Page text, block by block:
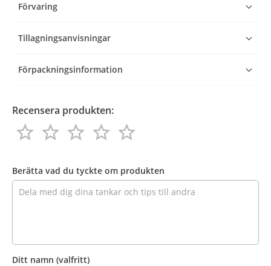
Förvaring
Tillagningsanvisningar
Förpackningsinformation
Recensera produkten:
star_border
star_border star_border
star_border star_border
star_border star_border
star_border star_border
star_border
produkten
Berätta vad du tyckte om produkten
Ditt namn (valfritt)